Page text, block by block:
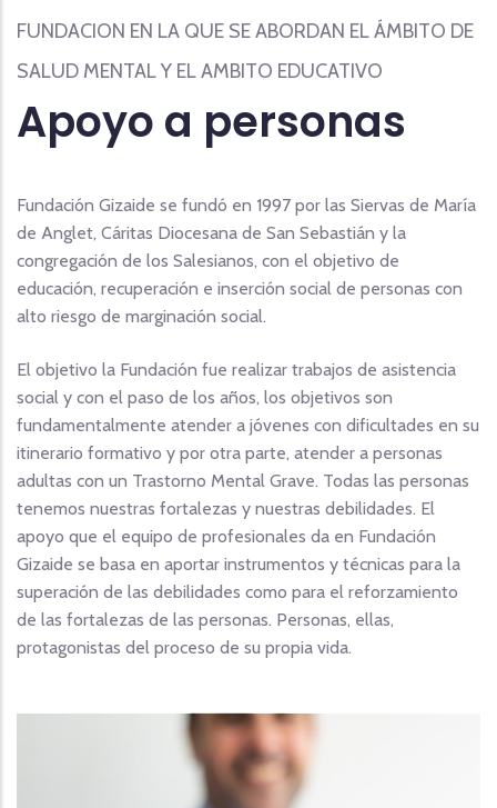
FUNDACION EN LA QUE SE ABORDAN EL ÁMBITO DE
SALUD MENTAL Y EL AMBITO EDUCATIVO
Apoyo a personas
Fundación Gizaide se fundó en 1997 por las Siervas de María
de Anglet, Cáritas Diocesana de San Sebastián y la
congregación de los Salesianos, con el objetivo de
educación, recuperación e inserción social de personas con
alto riesgo de marginación social.
El objetivo la Fundación fue realizar trabajos de asistencia
social y con el paso de los años, los objetivos son
fundamentalmente atender a jóvenes con dificultades en su
itinerario formativo y por otra parte, atender a personas
adultas con un Trastorno Mental Grave. Todas las personas
tenemos nuestras fortalezas y nuestras debilidades. El
apoyo que el equipo de profesionales da en Fundación
Gizaide se basa en aportar instrumentos y técnicas para la
superación de las debilidades como para el reforzamiento
de las fortalezas de las personas. Personas, ellas,
protagonistas del proceso de su propia vida.